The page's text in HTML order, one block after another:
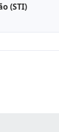
(STI)